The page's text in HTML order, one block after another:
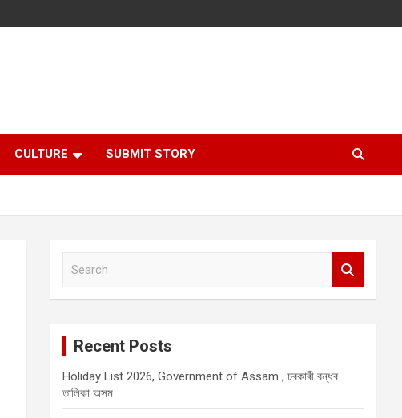
CULTURE SUBMIT STORY
Recent Posts
Holiday List 2026, Government of Assam , চৰকাৰী বন্ধৰ
তালিকা অসম